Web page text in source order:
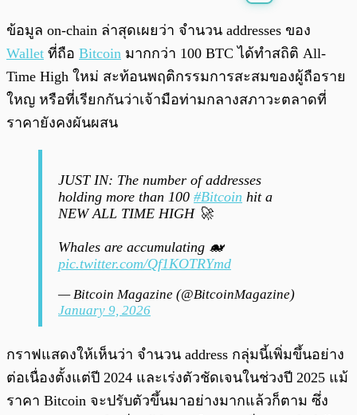
ข้อมูล on-chain ล่าสุดเผยว่า จำนวน addresses ของ
Wallet ที่ถือ Bitcoin มากกว่า 100 BTC ได้ทำสถิติ All-
Time High ใหม่ สะท้อนพฤติกรรมการสะสมของผู้ถือราย
ใหญ หรือที่เรียกกันว่าเจ้ามือท่ามกลางสภาวะตลาดที่
ราคายังคงผันผสน
JUST IN: The number of addresses
holding more than 100 #Bitcoin hit a
NEW ALL TIME HIGH 🚀
Whales are accumulating 🐋
pic.twitter.com/Qf1KOTRYmd
— Bitcoin Magazine (@BitcoinMagazine)
January 9, 2026
กราฟแสดงให้เห็นว่า จำนวน address กลุ่มนี้เพิ่มขึ้นอย่าง
ต่อเนื่องตั้งแต่ปี 2024 และเร่งตัวชัดเจนในช่วงปี 2025 แม้
ราคา Bitcoin จะปรับตัวขึ้นมาอย่างมากแล้วก็ตาม ซึ่ง